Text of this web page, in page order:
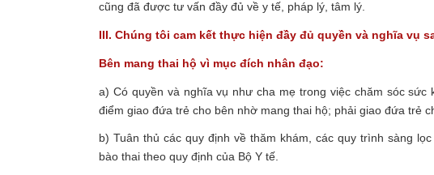
cũng đã được tư vấn đầy đủ về y tế, pháp lý, tâm lý.
III. Chúng tôi cam kết thực hiện đầy đủ quyền và nghĩa vụ
Bên mang thai hộ vì mục đích nhân đạo:
a) Có quyền và nghĩa vụ như cha mẹ trong việc chăm sóc
điểm giao đứa trẻ cho bên nhờ mang thai hộ; phải giao đứa trẻ
b) Tuân thủ các quy định về thăm khám, các quy trình sàng
bào thai theo quy định của Bộ Y tế.